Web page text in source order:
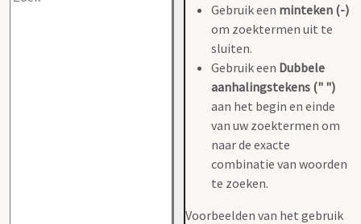
Gebruik een minteken (-)
om zoektermen uit te
sluiten.
Gebruik een Dubbele
aanhalingstekens (" ")
aan het begin en einde
van uw zoektermen om
naar de exacte
combinatie van woorden
te zoeken.
Voorbeelden van het gebruik